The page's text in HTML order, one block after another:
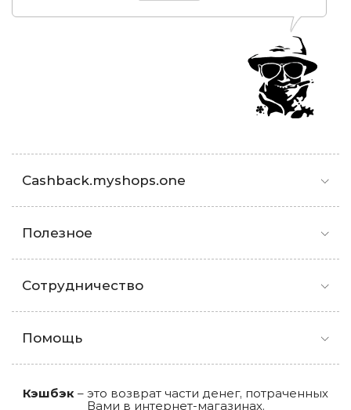
Cashback.myshops.one
Полезное
Сотрудничество
Помощь
Кэшбэк – это возврат части денег, потраченных
Вами в интернет-магазинах.